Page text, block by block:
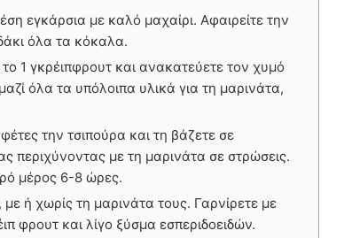
εγκάρσια με καλό μαχαίρι. Αφαιρείτε την
όλα τα κόκαλα.
1 γκρέιπφρουτ και ανακατεύετε τον χυμό
όλα τα υπόλοιπα υλικά για τη μαρινάτα,
την τσιπούρα και τη βάζετε σε
περιχύνοντας με τη μαρινάτα σε στρώσεις.
μέρος 6-8 ώρες.
ή χωρίς τη μαρινάτα τους. Γαρνίρετε με
φρουτ και λίγο ξύσμα εσπεριδοειδών.